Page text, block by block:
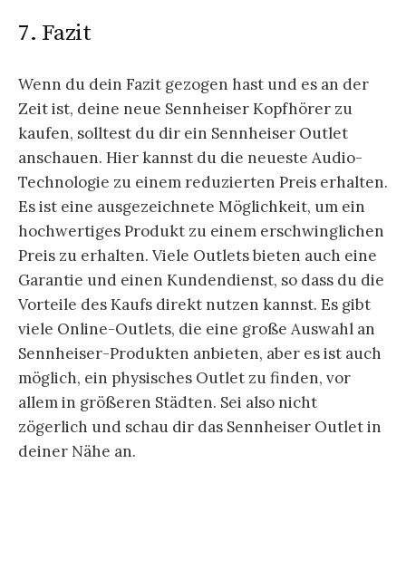
7. Fazit
Wenn du dein Fazit gezogen hast und es an der
Zeit ist, deine neue Sennheiser Kopfhörer zu
kaufen, solltest du dir ein Sennheiser Outlet
anschauen. Hier kannst du die neueste Audio-
Technologie zu einem reduzierten Preis erhalten.
Es ist eine ausgezeichnete Möglichkeit, um ein
hochwertiges Produkt zu einem erschwinglichen
Preis zu erhalten. Viele Outlets bieten auch eine
Garantie und einen Kundendienst, so dass du die
Vorteile des Kaufs direkt nutzen kannst. Es gibt
viele Online-Outlets, die eine große Auswahl an
Sennheiser-Produkten anbieten, aber es ist auch
möglich, ein physisches Outlet zu finden, vor
allem in größeren Städten. Sei also nicht
zögerlich und schau dir das Sennheiser Outlet in
deiner Nähe an.